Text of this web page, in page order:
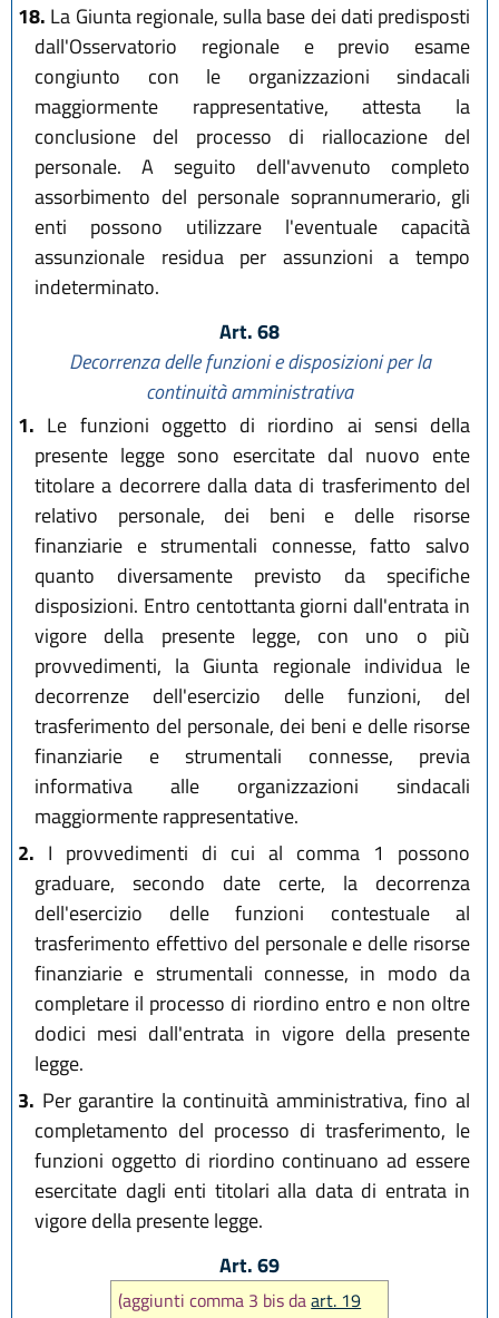
18. La Giunta regionale, sulla base dei dati predisposti
dall'Osservatorio regionale e previo esame
congiunto con le organizzazioni sindacali
maggiormente rappresentative, attesta la
conclusione del processo di riallocazione del
personale. A seguito dell'avvenuto completo
assorbimento del personale soprannumerario, gli
enti possono utilizzare l'eventuale capacità
assunzionale residua per assunzioni a tempo
indeterminato.
Art. 68
Decorrenza delle funzioni e disposizioni per la
continuità amministrativa
1. Le funzioni oggetto di riordino ai sensi della
presente legge sono esercitate dal nuovo ente
titolare a decorrere dalla data di trasferimento del
relativo personale, dei beni e delle risorse
finanziarie e strumentali connesse, fatto salvo
quanto diversamente previsto da specifiche
disposizioni. Entro centottanta giorni dall'entrata in
vigore della presente legge, con uno o più
provvedimenti, la Giunta regionale individua le
decorrenze dell'esercizio delle funzioni, del
trasferimento del personale, dei beni e delle risorse
finanziarie e strumentali connesse, previa
informativa alle organizzazioni sindacali
maggiormente rappresentative.
2. I provvedimenti di cui al comma 1 possono
graduare, secondo date certe, la decorrenza
dell'esercizio delle funzioni contestuale al
trasferimento effettivo del personale e delle risorse
finanziarie e strumentali connesse, in modo da
completare il processo di riordino entro e non oltre
dodici mesi dall'entrata in vigore della presente
legge.
3. Per garantire la continuità amministrativa, fino al
completamento del processo di trasferimento, le
funzioni oggetto di riordino continuano ad essere
esercitate dagli enti titolari alla data di entrata in
vigore della presente legge.
Art. 69
(aggiunti comma 3 bis daart. 19